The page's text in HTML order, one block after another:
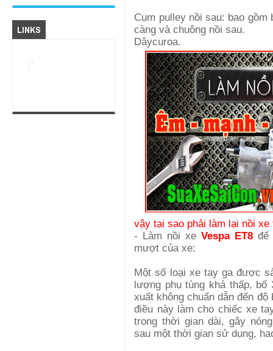
Cụm pulley nồi sau: bao
càng và chuông nồi sau.
Dâycuroa.
vậy tại sao phải làm lại nồi
- Làm nồi xe Vespa ET8để
mượt của xe:
Một số loại xe tay ga được
lượng phụ tùng khá thấp,
xuất không chuẩn dẫn đến
điều này làm cho chiếc xe
trong thời gian dài, gây
sau một thời gian sử dụng,
LINKS